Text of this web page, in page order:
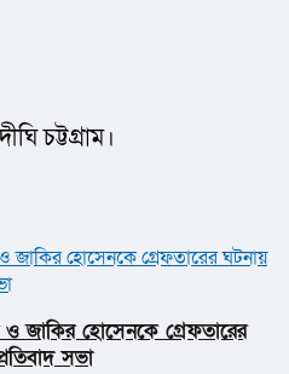
চট্টগ্রাম।
জাকির হোসেনকে গ্রেফতারের
সভা